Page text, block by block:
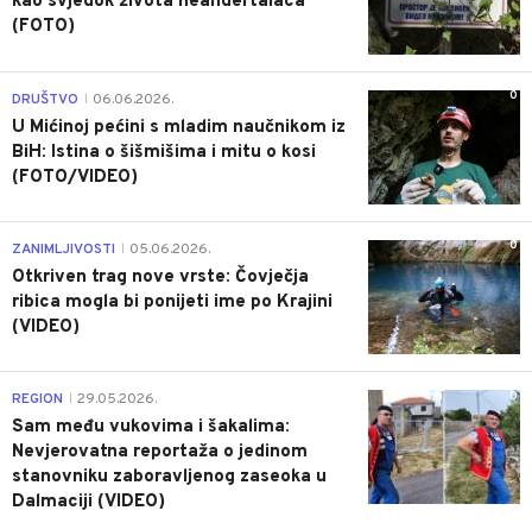
(FOTO)
0
DRUŠTVO 06.06.2026.
U Mićinoj pećini s mladim naučnikom iz
BiH: Istina o šišmišima i mitu o kosi
(FOTO/VIDEO)
0
ZANIMLJIVOSTI 05.06.2026.
Otkriven trag nove vrste: Čovječja
ribica mogla bi ponijeti ime po Krajini
(VIDEO)
0
REGION 29.05.2026.
Sam među vukovima i šakalima:
Nevjerovatna reportaža o jedinom
stanovniku zaboravljenog zaseoka u
Dalmaciji (VIDEO)